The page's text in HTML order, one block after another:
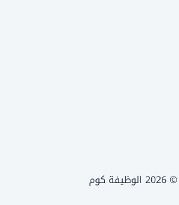
© 2026 الوظيفة كوم